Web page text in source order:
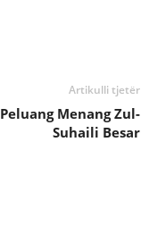
Artikulli tjetër
Peluang Menang Zul-
Suhaili Besar